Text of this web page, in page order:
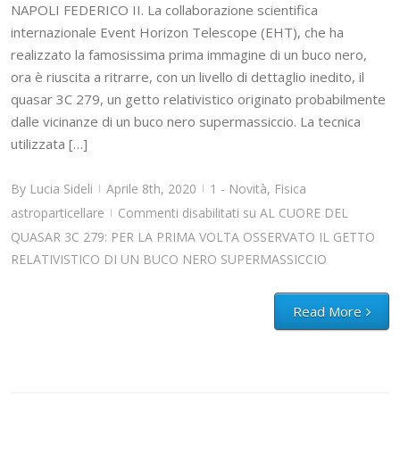
NAPOLI FEDERICO II. La collaborazione scientifica
internazionale Event Horizon Telescope (EHT), che ha
realizzato la famosissima prima immagine di un buco nero,
ora è riuscita a ritrarre, con un livello di dettaglio inedito, il
quasar 3C 279, un getto relativistico originato probabilmente
dalle vicinanze di un buco nero supermassiccio. La tecnica
utilizzata […]
By Lucia Sideli | Aprile 8th, 2020 | 1 - Novità, Fisica
astroparticellare
| Commenti disabilitati su AL CUORE DEL
QUASAR 3C 279: PER LA PRIMA VOLTA OSSERVATO IL GETTO
RELATIVISTICO DI UN BUCO NERO SUPERMASSICCIO
Read More